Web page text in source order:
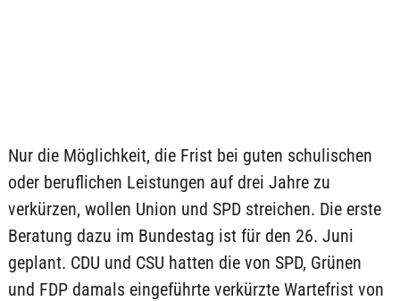
Nur die Möglichkeit, die Frist bei guten schulischen
oder beruflichen Leistungen auf drei Jahre zu
verkürzen, wollen Union und SPD streichen. Die erste
Beratung dazu im Bundestag ist für den 26. Juni
geplant. CDU und CSU hatten die von SPD, Grünen
und FDP damals eingeführte verkürzte Wartefrist von